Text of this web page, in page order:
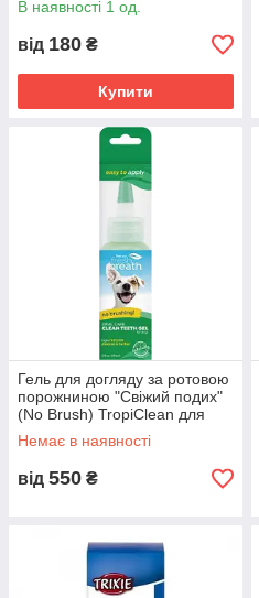
В наявності 1 од.
від 180 ₴
Купити
Гель для догляду за ротовою
порожниною "Свіжий подих"
(No Brush) TropiClean для
собак 59 мл
Немає в наявності
від 550 ₴